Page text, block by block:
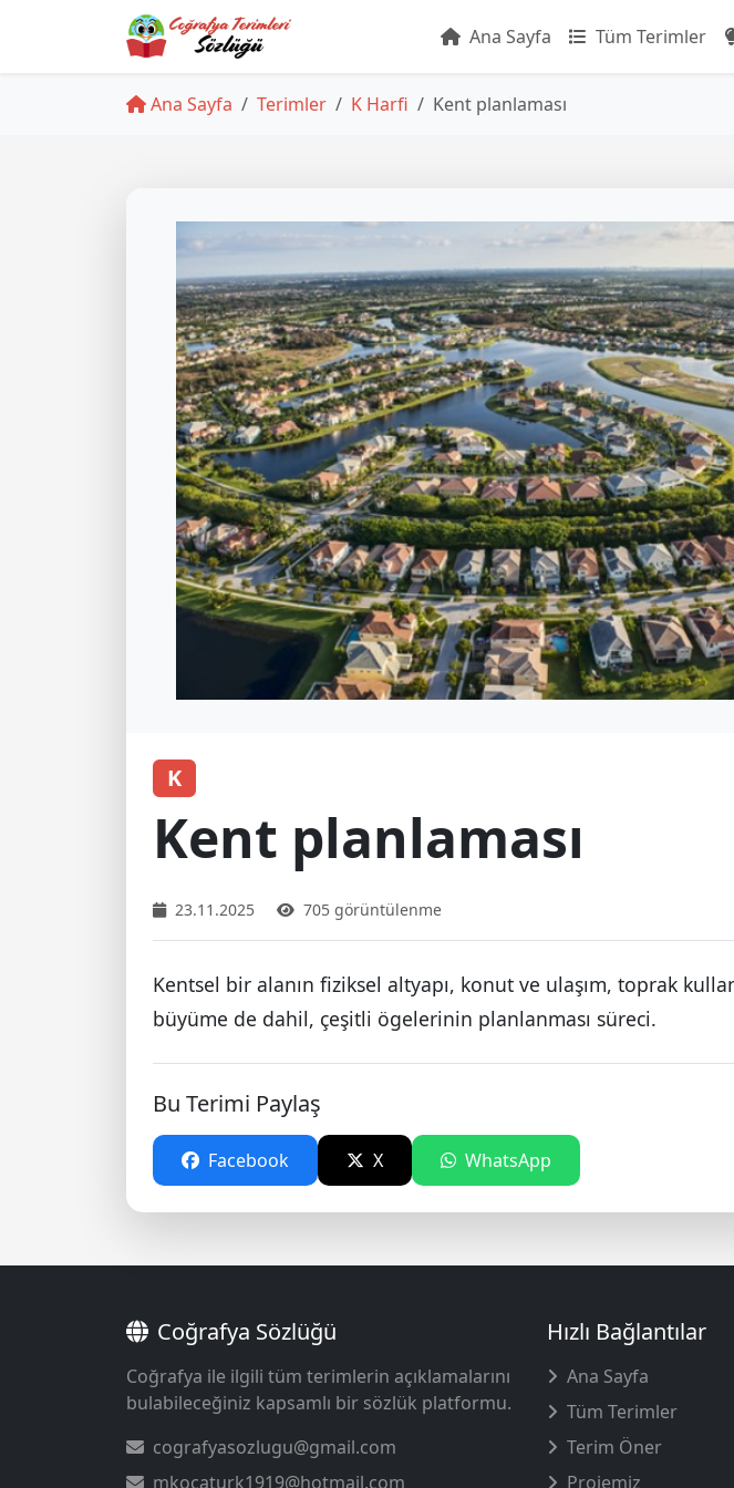
Ana Sayfa Tüm Terimler
Ana Sayfa Terimler K Harfi Kent planlaması
K
Kent planlaması
23.11.2025 705 görüntülenme
Kentsel bir alanın fiziksel altyapı, konut ve ulaşım, toprak
büyüme de dahil, çeşitli ögelerinin planlanması süreci.
Bu Terimi Paylaş
Facebook X WhatsApp
Coğrafya Sözlüğü
Coğrafya ile ilgili tüm terimlerin açıklamalarını
bulabileceğiniz kapsamlı bir sözlük platformu.
cografyasozlugu@gmail.com
mkocaturk1919@hotmail.com
Hızlı Bağlantılar
Ana Sayfa
Tüm Terimler
Terim Öner
Projemiz